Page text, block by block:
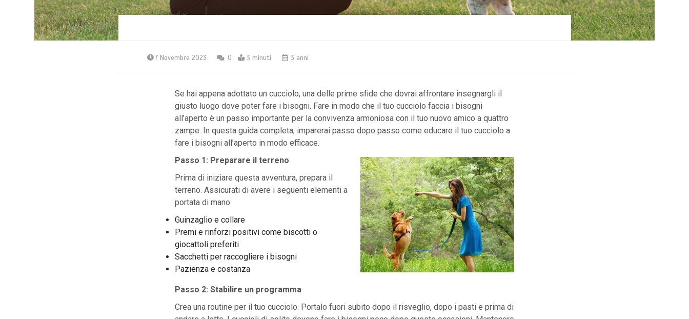
7 Novembre 2023 0 3 minuti 3 anni
Se hai appena adottato un cucciolo, una delle prime sfide che dovrai affrontare insegnargli il
giusto luogo dove poter fare i bisogni. Fare in modo che il tuo cucciolo faccia i bisogni
all’aperto è un passo importante per la convivenza armoniosa con il tuo nuovo amico a quattro
zampe. In questa guida completa, imparerai passo dopo passo come educare il tuo cucciolo a
fare i bisogni all’aperto in modo efficace.
Passo 1: Preparare il terreno
Prima di iniziare questa avventura, prepara il
terreno. Assicurati di avere i seguenti elementi a
portata di mano:
Guinzaglio e collare
Premi e rinforzi positivi come biscotti o
giocattoli preferiti
Sacchetti per raccogliere i bisogni
Pazienza e costanza
Passo 2: Stabilire un programma
Crea una routine per il tuo cucciolo. Portalo fuori subito dopo il risveglio, dopo i pasti e prima di